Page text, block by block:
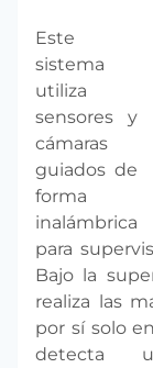
Este
sistema
utiliza
sensores y
cámaras
guiados de
forma
inalámbrica
para
Bajo la
realiza las
por sí solo
detecta